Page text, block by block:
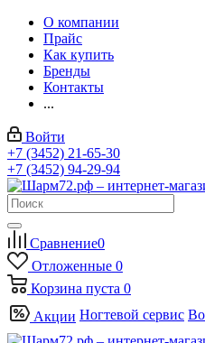
О компании
Прайс
Как купить
Бренды
Контакты
...
Войти
+7 (3452) 21-65-30
+7 (3452) 94-29-94
Сравнение0
Отложенные 0
Корзина пуста 0
Акции Ногтевой сервис